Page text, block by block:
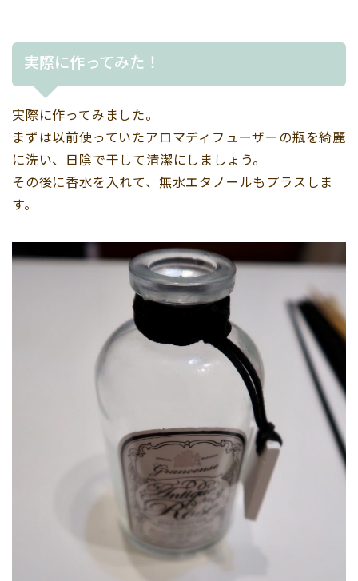
実際に作ってみた！
実際に作ってみました。
まずは以前使っていたアロマディフューザーの瓶を綺麗
に洗い、日陰で干して清潔にしましょう。
その後に香水を入れて、無水エタノールもプラスしま
す。